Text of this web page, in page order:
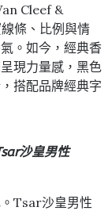
Cleef &
條、比例與情
。如今，經典香
現力量感，黑色
搭配品牌經典字
沙皇男性
Tsar沙皇男性